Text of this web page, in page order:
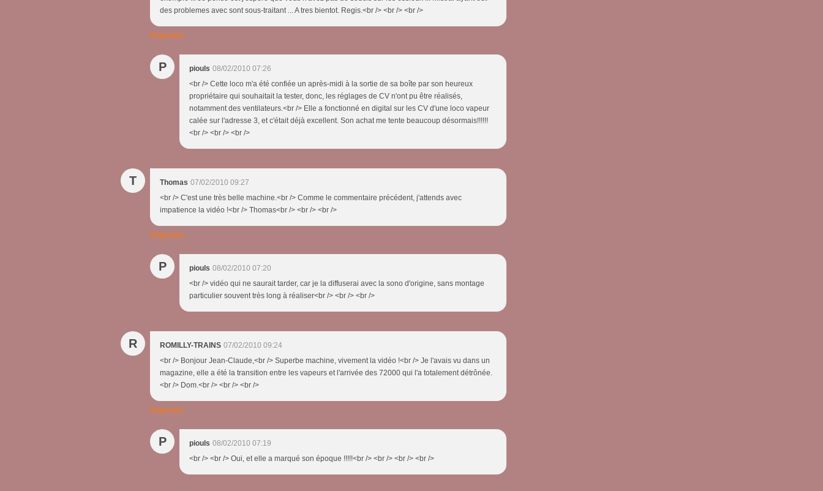
des problemes avec sont sous-traitant ... A tres bientot. Regis.<br /> <br /> <br />
Répondre
P piouls 08/02/2010 07:26
<br /> Cette loco m'a été confiée un après-midi à la sortie de sa boîte par son heureux
propriétaire qui souhaitait la tester, donc, les réglages de CV n'ont pu être réalisés,
notamment des ventilateurs.<br /> Elle a fonctionné en digital sur les CV d'une loco vapeur
calée sur l'adresse 3, et c'était déjà excellent. Son achat me tente beaucoup désormais!!!!!!
<br /> <br /> <br />
T Thomas 07/02/2010 09:27
<br /> C'est une très belle machine.<br /> Comme le commentaire précédent, j'attends avec
impatience la vidéo !<br /> Thomas<br /> <br /> <br />
Répondre
P piouls 08/02/2010 07:20
<br /> vidéo qui ne saurait tarder, car je la diffuserai avec la sono d'origine, sans montage
particulier souvent très long à réaliser<br /> <br /> <br />
R ROMILLY-TRAINS 07/02/2010 09:24
<br /> Bonjour Jean-Claude,<br /> Superbe machine, vivement la vidéo !<br /> Je l'avais vu dans un
magazine, elle a été la transition entre les vapeurs et l'arrivée des 72000 qui l'a totalement détrônée.
<br /> Dom.<br /> <br /> <br />
Répondre
P piouls 08/02/2010 07:19
<br /> <br /> Oui, et elle a marqué son époque !!!!!<br /> <br /> <br /> <br />